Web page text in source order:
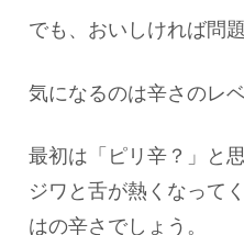
でも、おいしければ問
気になるのは辛さのレベ
最初は「ピリ辛？」と
ジワと舌が熱くなって
はの辛さでしょう。